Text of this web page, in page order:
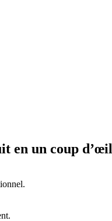
en un coup d’œil